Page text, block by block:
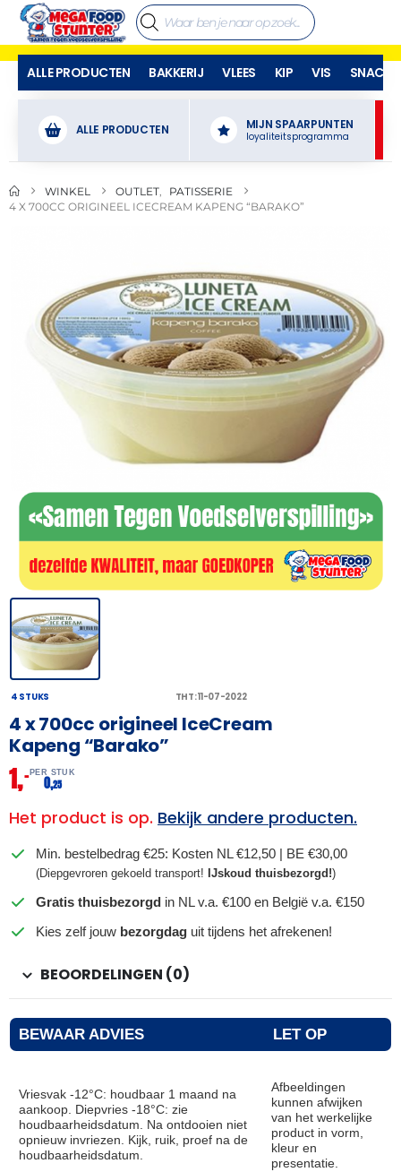
ALLE PRODUCTEN BAKKERIJ VLEES KIP VIS SNACKS
ALLE PRODUCTEN MIJN SPAARPUNTEN
loyaliteitsprogramma
WINKEL OUTLET
PATISSERIE
4 X 700CC ORIGINEEL ICECREAM KAPENG “BARAKO”
4 STUKS THT: 11-07-2022
4 x 700cc origineel IceCream
Kapeng “Barako”
1,– PER STUK
0,25
Het product is op. Bekijk andere producten.
Min. bestelbedrag €25: Kosten NL €12,50 | BE €30,00
(Diepgevroren gekoeld transport! IJskoud thuisbezorgd!)
Gratis thuisbezorgd in NL v.a. €100 en België v.a. €150
Kies zelf jouw bezorgdag uit tijdens het afrekenen!
BEOORDELINGEN (0)
BEWAAR ADVIES LET OP
Vriesvak -12°C: houdbaar 1 maand na
aankoop. Diepvries -18°C: zie
houdbaarheidsdatum. Na ontdooien niet
opnieuw invriezen. Kijk, ruik, proef na de
houdbaarheidsdatum.
Afbeeldingen
kunnen afwijken
van het werkelijke
product in vorm,
kleur en
presentatie.